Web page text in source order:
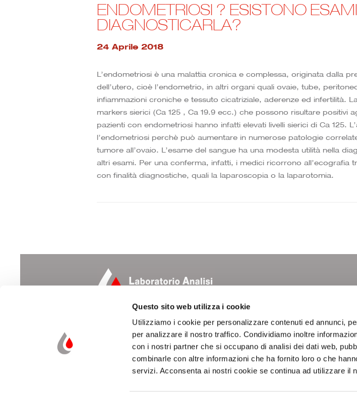
Questo sito web utilizza i cookie
Utilizziamo i cookie per personalizzare contenuti ed annunci,
per analizzare il nostro traffico. Condividiamo inoltre
con i nostri partner che si occupano di analisi dei dati web,
combinarle con altre informazioni che ha fornito loro o che
servizi. Acconsenta ai nostri cookie se continua ad utilizzare il
ENDOMETRIOSI ? ESISTONO
DIAGNOSTICARLA?
24 Aprile 2018
L’endometriosi è una malattia cronica e complessa, originata dalla
dell’utero, cioè l’endometrio, in altri organi quali ovaie, tube,
infiammazioni croniche e tessuto cicatriziale, aderenze ed infertilità.
markers sierici (Ca 125 , Ca 19.9 ecc.) che possono risultare positivi
pazienti con endometriosi hanno infatti elevati livelli sierici di Ca 125.
l’endometriosi perchè può aumentare in numerose patologie
tumore all’ovaio. L’esame del sangue ha una modesta utilità nella
altri esami. Per una conferma, infatti, i medici ricorrono all’ecografia
con finalità diagnostiche, quali la laparoscopia o la laparotomia.
Laboratorio Analisi e Ricerche Cliniche
Dott. Suzzi Dino & Figli s.r.l.
Via Natale dell’Amore, 22
47521 CESENA (FC)
Tel. 0547 22376 – Fax 0547 21338
Laboratorio Analisi
Attività Diagnostiche
Profili Esami
Intolleranze & Allergie
Area Documentale
Contatti